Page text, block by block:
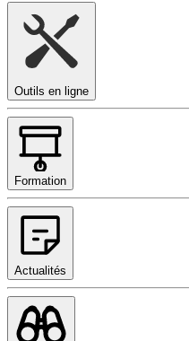
Outils en ligne
Formation
Actualités